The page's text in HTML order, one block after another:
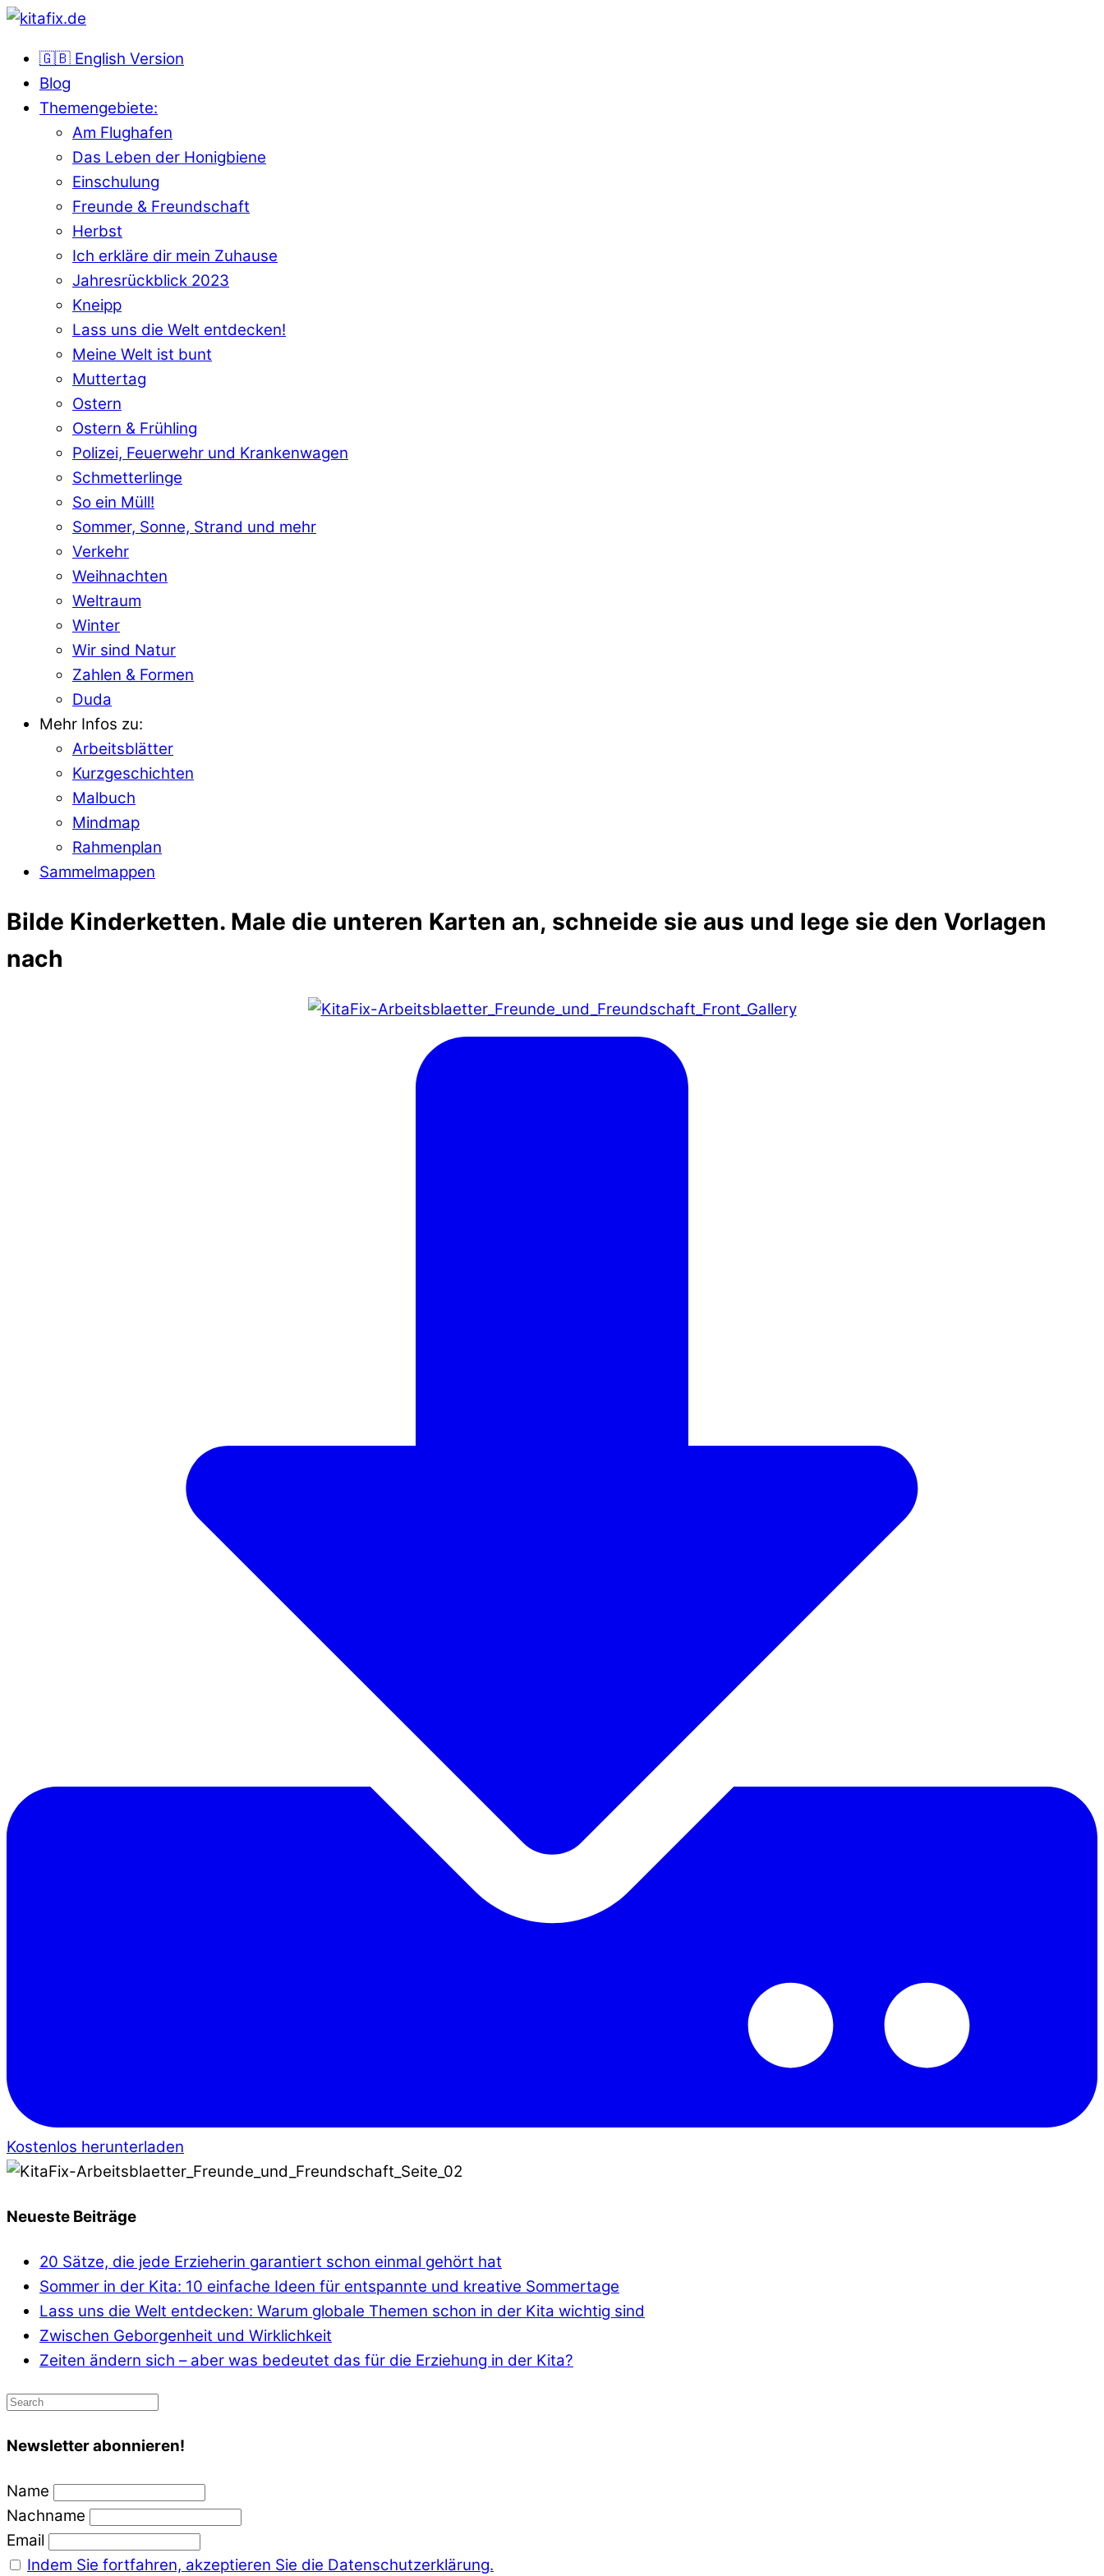
🇬🇧 English Version
Blog
Themengebiete:
Am Flughafen
Das Leben der Honigbiene
Einschulung
Freunde & Freundschaft
Herbst
Ich erkläre dir mein Zuhause
Jahresrückblick 2023
Kneipp
Lass uns die Welt entdecken!
Meine Welt ist bunt
Muttertag
Ostern
Ostern & Frühling
Polizei, Feuerwehr und Krankenwagen
Schmetterlinge
So ein Müll!
Sommer, Sonne, Strand und mehr
Verkehr
Weihnachten
Weltraum
Winter
Wir sind Natur
Zahlen & Formen
Duda
Mehr Infos zu:
Arbeitsblätter
Kurzgeschichten
Malbuch
Mindmap
Rahmenplan
Sammelmappen
Bilde Kinderketten. Male die unteren Karten an, schneide sie aus und lege sie den Vorlagen
nach
Kostenlos herunterladen
Neueste Beiträge
20 Sätze, die jede Erzieherin garantiert schon einmal gehört hat
Sommer in der Kita: 10 einfache Ideen für entspannte und kreative Sommertage
Lass uns die Welt entdecken: Warum globale Themen schon in der Kita wichtig sind
Zwischen Geborgenheit und Wirklichkeit
Zeiten ändern sich – aber was bedeutet das für die Erziehung in der Kita?
Newsletter abonnieren!
Name
Nachname
Email
Indem Sie fortfahren, akzeptieren Sie die Datenschutzerklärung.